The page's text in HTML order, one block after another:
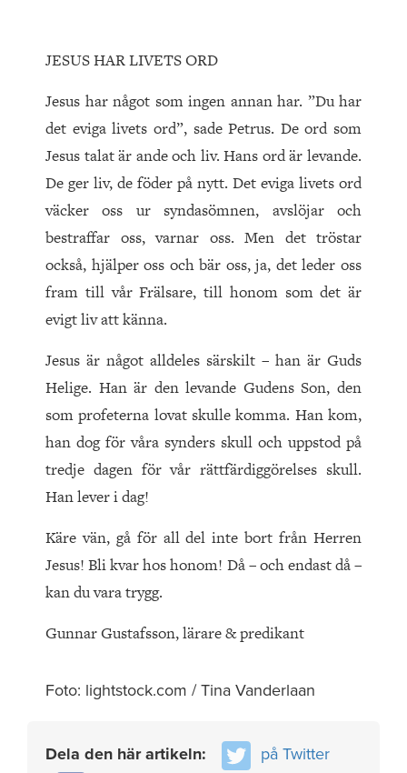
JESUS HAR LIVETS ORD
Jesus har något som ingen annan har. ”Du har
det eviga livets ord”, sade Petrus. De ord som
Jesus talat är ande och liv. Hans ord är levande.
De ger liv, de föder på nytt. Det eviga livets ord
väcker oss ur syndasömnen, avslöjar och
bestraffar oss, varnar oss. Men det tröstar
också, hjälper oss och bär oss, ja, det leder oss
fram till vår Frälsare, till honom som det är
evigt liv att känna.
Jesus är något alldeles särskilt – han är Guds
Helige. Han är den levande Gudens Son, den
som profeterna lovat skulle komma. Han kom,
han dog för våra synders skull och uppstod på
tredje dagen för vår rättfärdiggörelses skull.
Han lever i dag!
Käre vän, gå för all del inte bort från Herren
Jesus! Bli kvar hos honom! Då – och endast då –
kan du vara trygg.
Gunnar Gustafsson, lärare & predikant
Foto: lightstock.com / Tina Vanderlaan
Dela den här artikeln:
på Twitter